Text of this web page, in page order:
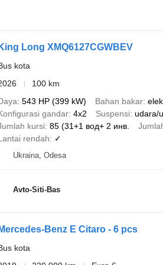
King Long XMQ6127CGWBEV
kota
100 km
543 HP (399 kW) Bahan bakar
gandar 4x2 Suspensi udara/
kursi 85 (31+1 вод+ 2 инв.
rendah
✓
Ukraina, Odesa
Avto-Siti-Bas
Mercedes-Benz E Citaro - 6 pcs
kota